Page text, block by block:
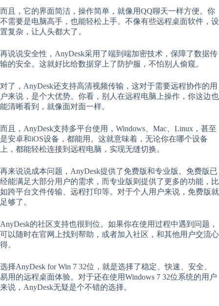
而且，它的界面简洁，操作简单，就像用QQ聊天一样方便。你
不需要是电脑高手，也能轻松上手。不像有些远程桌面软件，设
置复杂，让人头都大了。
再说说安全性，AnyDesk采用了端到端加密技术，保障了数据传
输的安全。这就好比给数据穿上了防护服，不怕别人偷窥。
对了，AnyDesk还支持高清视频传输，这对于需要远程协作的用
户来说，是个大优势。你看，别人在远程电脑上操作，你这边也
能清晰看到，就像面对面一样。
而且，AnyDesk支持多平台使用，Windows、Mac、Linux，甚至
是安卓和iOS设备，都能用。这就意味着，无论你在哪个设备
上，都能轻松连接到远程电脑，实现无缝切换。
再来说说成本问题，AnyDesk提供了免费版和专业版。免费版已
经能满足大部分用户的需求，而专业版则提供了更多的功能，比
如跨平台文件传输、远程打印等。对于个人用户来说，免费版就
足够了。
AnyDesk的社区支持也很到位。如果你在使用过程中遇到问题，
可以随时在官网上找到帮助，或者加入社区，和其他用户交流心
得。
选择AnyDesk for Win 7 32位，就是选择了稳定、快速、安全、
易用的远程桌面体验。对于还在使用Windows 7 32位系统的用户
来说，AnyDesk无疑是个不错的选择。